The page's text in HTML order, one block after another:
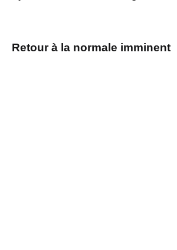
Retour à la normale imminent